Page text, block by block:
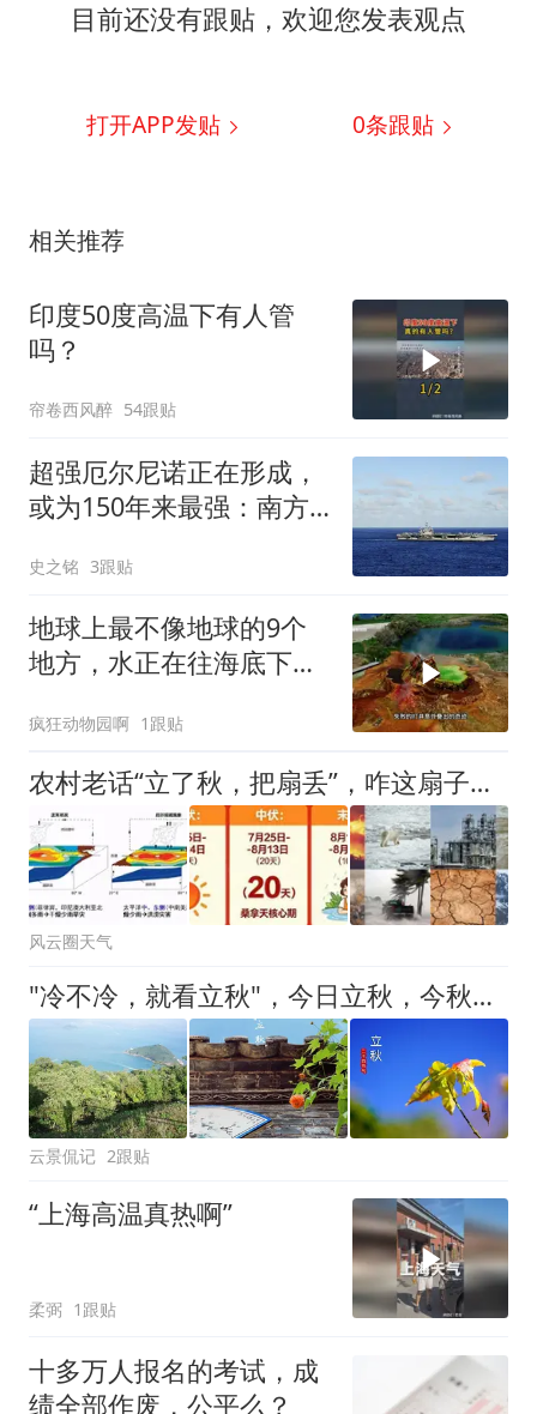
目前还没有跟贴，欢迎您发表观点
打开APP发贴 0条跟贴
相关推荐
印度50度高温下有人管
吗？
帘卷西风醉 54跟贴
超强厄尔尼诺正在形成，
或为150年来最强：南方
史之铭 3跟贴
地球上最不像地球的9个
地方，水正在往海底下面
里，往下流
疯狂动物园啊 1跟贴
农村老话“立了秋，把扇丢”，咋这扇子不但丢不掉，还越扇越热？ 都立秋了咋还这么热？国家气候中心：8月多地还有超40度高温！
风云圈天气
"冷不冷，就看立秋"，今日立秋，今秋冷到哭吗？早看早准备
云景侃记 2跟贴
“上海高温真热啊”
柔弼 1跟贴
十多万人报名的考试，成
绩全部作废，公平么？